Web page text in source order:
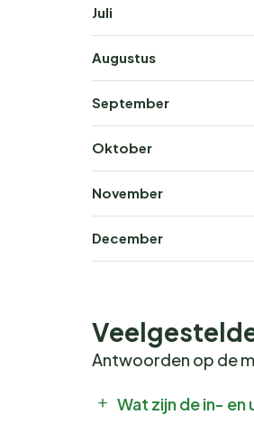
Juli
Augustus
September
Oktober
November
December
Antwoorden op de
Wat zijn de in-